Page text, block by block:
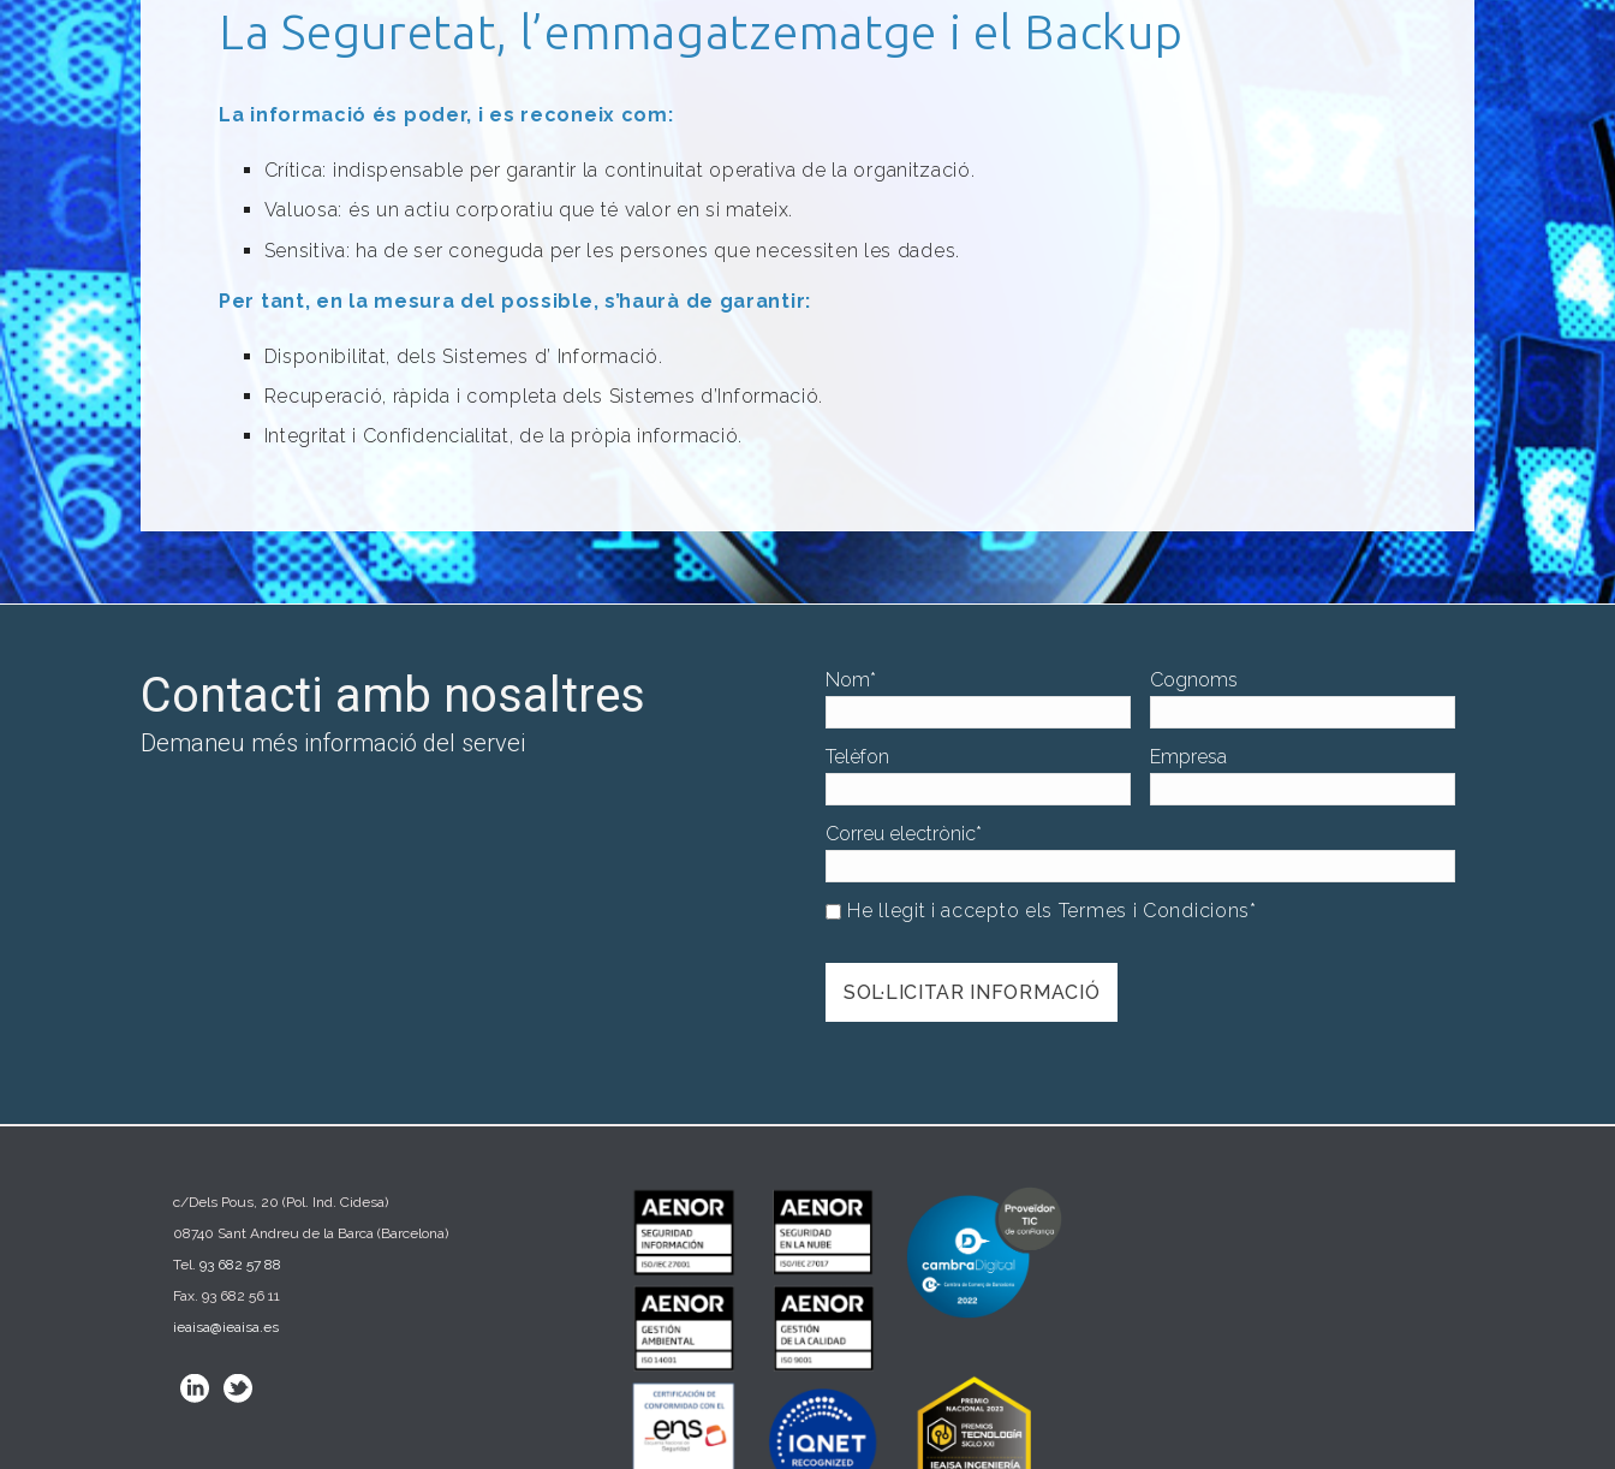
La Seguretat, l’emmagatzematge i el Backup
La informació és poder, i es reconeix com:
Crítica: indispensable per garantir la continuitat operativa de la organització.
Valuosa: és un actiu corporatiu que té valor en si mateix.
Sensitiva: ha de ser coneguda per les persones que necessiten les dades.
Per tant, en la mesura del possible, s’haurà de garantir:
Disponibilitat, dels Sistemes d’ Informació.
Recuperació, ràpida i completa dels Sistemes d’Informació.
Integritat i Confidencialitat, de la pròpia informació.
Contacti amb nosaltres
Demaneu més informació del servei
Nom* Cognoms
Telèfon Empresa
Correu electrònic*
He llegit i accepto els Termes i Condicions*
c/Dels Pous, 20 (Pol. Ind. Cidesa)
08740 Sant Andreu de la Barca (Barcelona)
Tel. 93 682 57 88
Fax. 93 682 56 11
ieaisa@ieaisa.es